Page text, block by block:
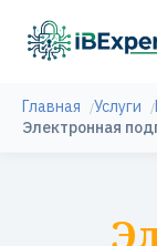
Главная Услуги
Электронная